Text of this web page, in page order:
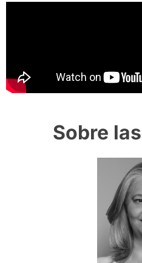
Sobre